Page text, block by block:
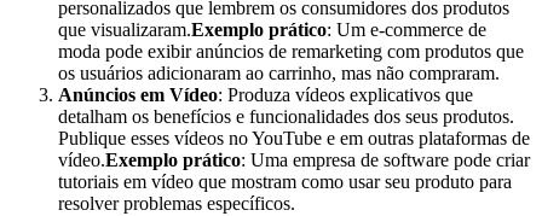
personalizados que lembrem os consumidores dos produtos
que visualizaram.Exemplo prático: Um e-commerce de
moda pode exibir anúncios de remarketing com produtos que
os usuários adicionaram ao carrinho, mas não compraram.
Anúncios em Vídeo: Produza vídeos explicativos que
detalham os benefícios e funcionalidades dos seus produtos.
Publique esses vídeos no YouTube e em outras plataformas de
vídeo.Exemplo prático: Uma empresa de software pode criar
tutoriais em vídeo que mostram como usar seu produto para
resolver problemas específicos.